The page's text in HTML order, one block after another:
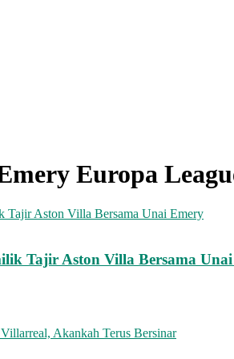
Europa
Tajir Aston Villa Bersama